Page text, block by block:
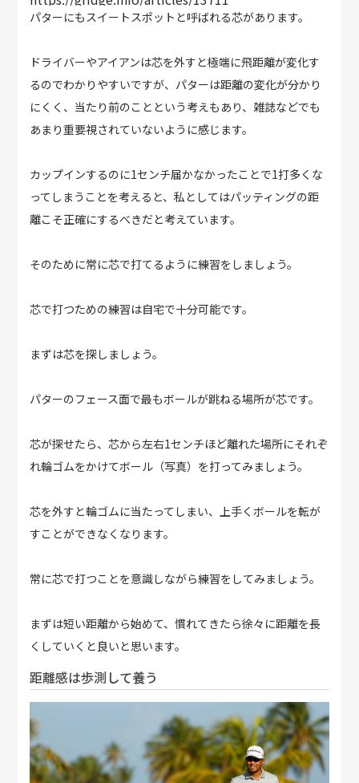
パターにもスイートスポットと呼ばれる芯があります。
ドライバーやアイアンは芯を外すと極端に飛距離が変化す
るのでわかりやすいですが、パターは距離の変化が分かり
にくく、当たり前のことという考えもあり、雑誌などでも
あまり重要視されていないように感じます。
カップインするのに1センチ届かなかったことで1打多くな
ってしまうことを考えると、私としてはパッティングの距
離こそ正確にするべきだと考えています。
そのために常に芯で打てるように練習をしましょう。
芯で打つための練習は自宅で十分可能です。
まずは芯を探しましょう。
パターのフェース面で最もボールが跳ねる場所が芯です。
芯が探せたら、芯から左右1センチほど離れた場所にそれぞ
れ輪ゴムをかけてボール（写真）を打ってみましょう。
芯を外すと輪ゴムに当たってしまい、上手くボールを転が
すことができなくなります。
常に芯で打つことを意識しながら練習をしてみましょう。
まずは短い距離から始めて、慣れてきたら徐々に距離を長
くしていくと良いと思います。
距離感は歩測して養う